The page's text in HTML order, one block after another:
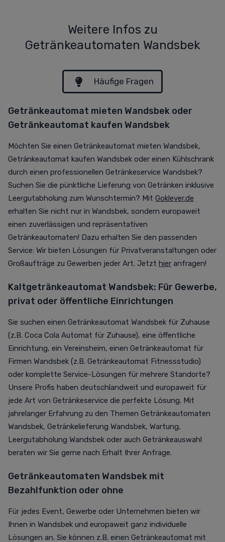
Weitere Infos zu
Getränkeautomaten Wandsbek
Häufige Fragen
Getränkeautomat mieten Wandsbek oder
Getränkeautomat kaufen Wandsbek
Möchten Sie einen Getränkeautomat mieten Wandsbek,
Getränkeautomat kaufen Wandsbek oder einen Kühlschrank
durch einen professionellen Getränkeservice Wandsbek?
Suchen Sie die pünktliche Lieferung von Getränken inklusive
Leergutabholung zum Wunschtermin? Mit Goklever.de
erhalten Sie nicht nur in Wandsbek, sondern europaweit
einen zuverlässigen und repräsentativen
Getränkeautomaten! Dazu erhalten Sie den passenden
Service: Wir bieten Lösungen für Privatveranstaltungen oder
Großaufträge zu Gewerben jeder Art. Jetzt hier anfragen!
Kaltgetränkeautomat Wandsbek: Für Gewerbe,
privat oder öffentliche Einrichtungen
Sie suchen einen Getränkeautomat Wandsbek für Zuhause
(z.B. Coca Cola Automat für Zuhause), eine öffentliche
Einrichtung, ein Vereinsheim, einen Getränkeautomat für
Firmen Wandsbek (z.B. Getränkeautomat Fitnessstudio)
oder komplette Service-Lösungen für mehrere Standorte?
Unsere Profis haben deutschlandweit und europaweit für
jede Art von Getränkeservice die perfekte Lösung. Mit
jahrelanger Erfahrung zu den Themen Getränkeautomaten
Wandsbek, Getränkelieferung Wandsbek, Wartung,
Leergutabholung Wandsbek oder auch Getränkeauswahl
beraten wir Sie gerne nach Erhalt Ihrer Anfrage.
Getränkeautomaten Wandsbek mit
Bezahlfunktion oder ohne
Für jedes Event, Gewerbe oder Unternehmen bieten wir
Ihnen in Wandsbek und europaweit ganz individuelle
Lösungen an. Sie können z.B. einen Getränkeautomat mit